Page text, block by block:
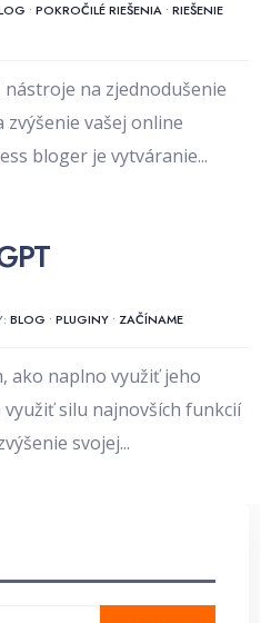
• POKROČILÉ RIEŠENIA • RIEŠENIE
na zjednodušenie
vašej online
bloger je vytváranie...
BLOG • PLUGINY • ZAČÍNAME
ako naplno využiť jeho
silu najnovších funkcií
svojej...